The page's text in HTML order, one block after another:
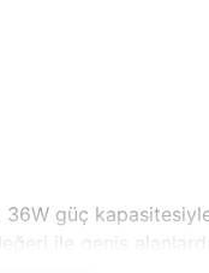
güç
ile geniş